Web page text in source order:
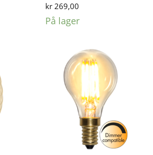
kr269,00
På lager